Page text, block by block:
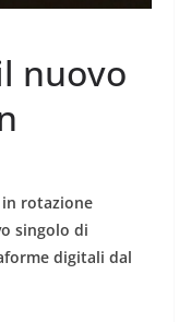
nuovo
in rotazione
singolo di
digitali dal